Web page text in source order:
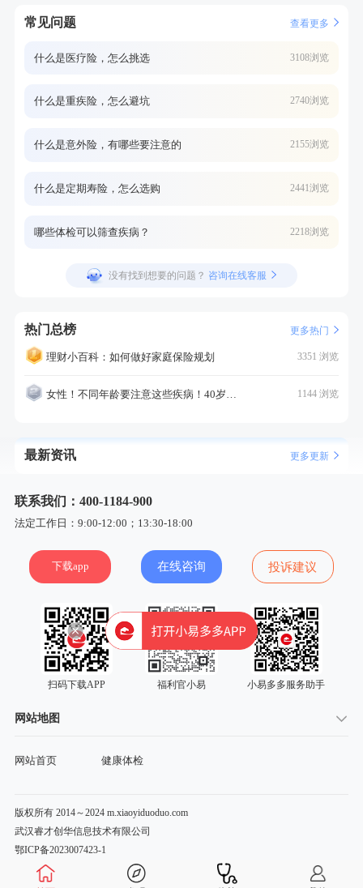
常见问题 查看更多
什么是医疗险，怎么挑选 3108浏览
什么是重疾险，怎么避坑 2740浏览
什么是意外险，有哪些要注意的 2155浏览
什么是定期寿险，怎么选购 2441浏览
哪些体检可以筛查疾病？ 2218浏览
没有找到想要的问题？ 咨询在线客服
热门总榜 更多热门
理财小百科：如何做好家庭保险规划 3351 浏览
女性！不同年龄要注意这些疾病！40岁的这个疾病最需要注意！ 1144 浏览
最新资讯 更多更新
联系我们：400-1184-900
法定工作日：9:00-12:00；13:30-18:00
下载app 在线咨询 投诉建议
扫码下载APP 福利官小易 小易多多服务助手
网站地图
网站首页 健康体检
版权所有 2014～2024 m.xiaoyiduoduo.com
武汉睿才创华信息技术有限公司
鄂ICP备2023007423-1